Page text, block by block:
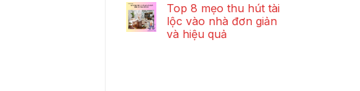
Top 8 mẹo thu hút tài
lộc vào nhà đơn giản
và hiệu quả